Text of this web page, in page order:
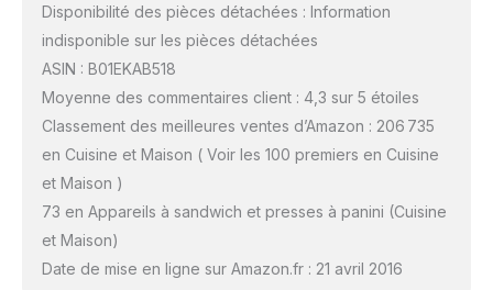
Disponibilité des pièces détachées : Information
indisponible sur les pièces détachées
ASIN : B01EKAB518
Moyenne des commentaires client : 4,3 sur 5 étoiles
Classement des meilleures ventes d’Amazon : 206 735
en Cuisine et Maison ( Voir les 100 premiers en Cuisine
et Maison )
73 en Appareils à sandwich et presses à panini (Cuisine
et Maison)
Date de mise en ligne sur Amazon.fr : 21 avril 2016